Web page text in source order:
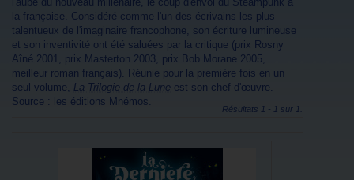
la française. Considéré comme l'un des écrivains les plus
talentueux de l'imaginaire francophone, son écriture lumineuse
et son inventivité ont été saluées par la critique (prix Rosny
Aîné 2001, prix Masterton 2003, prix Bob Morane 2005,
meilleur roman français). Réunie pour la première fois en un
seul volume, La Trilogie de la Lune est son chef d'œuvre.
Source : les éditions Mnémos.
Résultats 1 - 1 sur 1.